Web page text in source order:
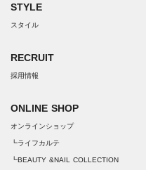
STYLE
スタイル
RECRUIT
採用情報
ONLINE SHOP
オンラインショップ
┗ライフカルテ
┗BEAUTY &NAIL COLLECTION